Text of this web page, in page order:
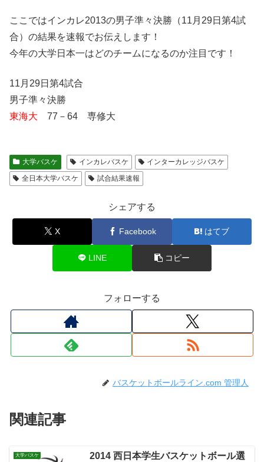
ここではインカレ2013の男子準々決勝（11月29日第4試
合）の結果を速報でお伝えします！
今年の大学日本一はどのチームになるのか注目です！
11月29日第4試合
男子準々決勝
東海大 77－64 専修大
大学バスケ インカレバスケ
インターカレッジバスケ
全日本大学バスケ
試合結果速報
シェアする
X Facebook はてブ
LINE コピー
フォローする
バスケットボールライン.com 管理人
関連記事
大学バスケ
2014 西日本学生バスケットボール選